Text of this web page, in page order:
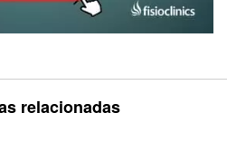
relacionadas